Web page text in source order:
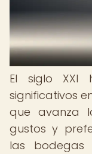
El siglo XXI
significativos
que avanza
gustos y
las